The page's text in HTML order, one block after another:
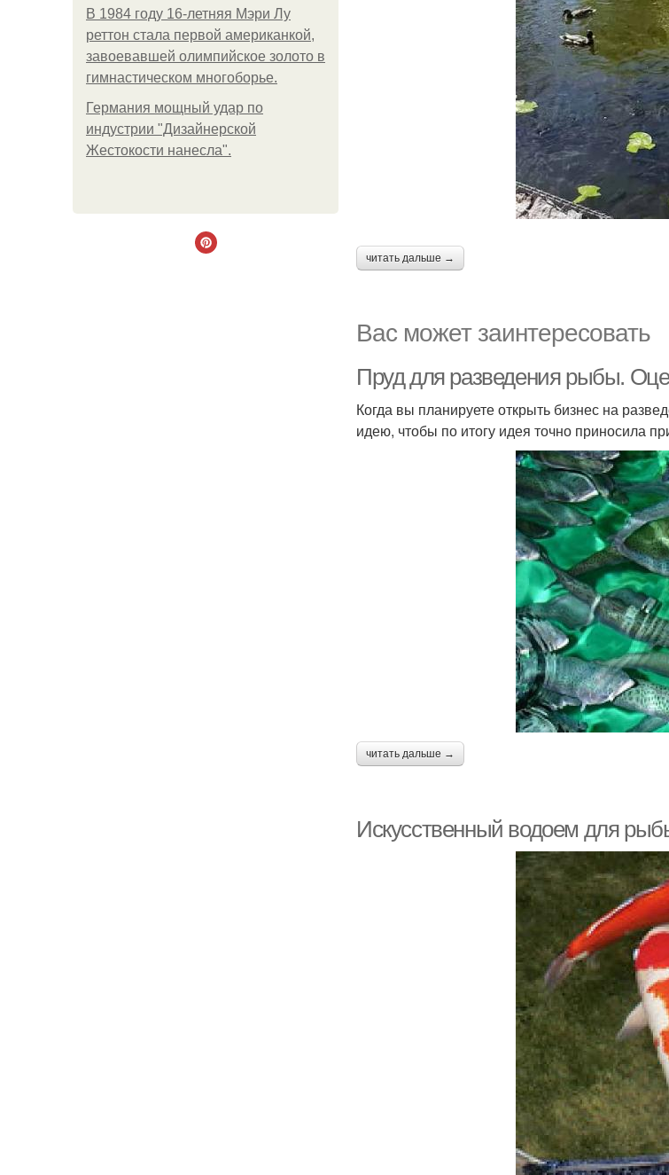
В 1984 году 16-летняя Мэри Лу
реттон стала первой американкой,
завоевавшей олимпийское золото в
гимнастическом многоборье.
Германия мощный удар по
индустрии "Дизайнерской
Жестокости нанесла".
читать дальше →
Вас может заинтересовать
Пруд для разведения рыбы.
Когда вы планируете открыть бизнес на
идею, чтобы по итогу идея точно приносила
читать дальше →
Искусственный водоем для